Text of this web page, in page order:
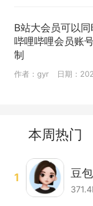
B站大会员可以同
哔哩哔哩会员账
制
作者：gyr 日期：
本周热门
1 豆包